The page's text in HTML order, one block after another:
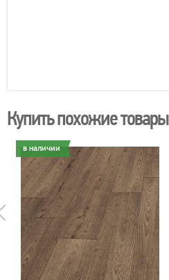
Купить похожие товары
в наличии